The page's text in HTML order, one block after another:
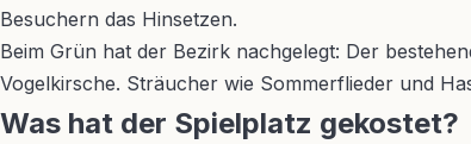
Besuchern das Hinsetzen.
Beim Grün hat der Bezirk nachgelegt: Der
Vogelkirsche. Sträucher wie Sommerflieder und
Was hat der Spielplatz gekostet?